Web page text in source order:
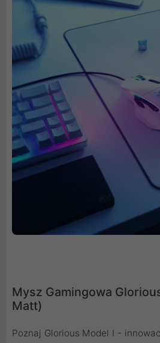
Mysz Gamingowa
Matt)
Poznaj Glorious Model I -